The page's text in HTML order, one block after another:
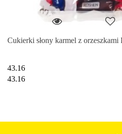
Cukierki słony karmel z
43.16
43.16